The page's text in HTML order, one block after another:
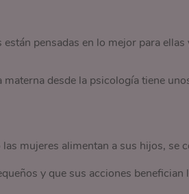
pensadas en lo mejor para ellas
desde la psicología tiene
las mujeres alimentan a sus hijos, se
y que sus acciones benefician